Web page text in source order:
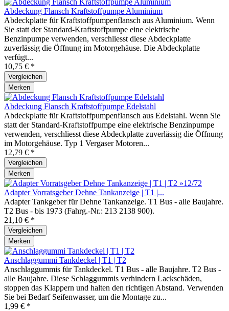
Abdeckung Flansch Kraftstoffpumpe Aluminium
Abdeckplatte für Kraftstoffpumpenflansch aus Aluminium. Wenn
Sie statt der Standard-Kraftstoffpumpe eine elektrische
Benzinpumpe verwenden, verschliesst diese Abdeckplatte
zuverlässig die Öffnung im Motorgehäuse. Die Abdeckplatte
verfügt...
10,75 € *
Vergleichen
Merken
Abdeckung Flansch Kraftstoffpumpe Edelstahl
Abdeckplatte für Kraftstoffpumpenflansch aus Edelstahl. Wenn Sie
statt der Standard-Kraftstoffpumpe eine elektrische Benzinpumpe
verwenden, verschliesst diese Abdeckplatte zuverlässig die Öffnung
im Motorgehäuse. Typ 1 Vergaser Motoren...
12,79 € *
Vergleichen
Merken
Adapter Vorratsgeber Dehne Tankanzeige | T1 |...
Adapter Tankgeber für Dehne Tankanzeige. T1 Bus - alle Baujahre.
T2 Bus - bis 1973 (Fahrg.-Nr.: 213 2138 900).
21,10 € *
Vergleichen
Merken
Anschlaggummi Tankdeckel | T1 | T2
Anschlaggummis für Tankdeckel. T1 Bus - alle Baujahre. T2 Bus -
alle Baujahre. Diese Schlaggummis verhindern Lackschäden,
stoppen das Klappern und halten den richtigen Abstand. Verwenden
Sie bei Bedarf Seifenwasser, um die Montage zu...
1,99 € *